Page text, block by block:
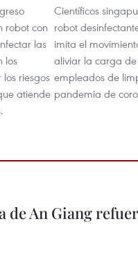
robot con
las
los
riesgos
atiende
Científicos
robot
imita el
aliviar la carga
empleados de
pandemia de
An Giang